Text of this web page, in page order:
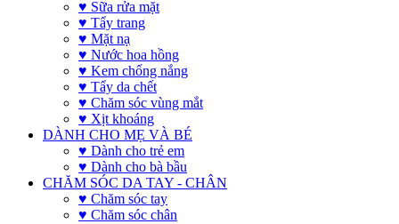
♥ Sữa rửa mặt
♥ Tẩy trang
♥ Mặt nạ
♥ Nước hoa hồng
♥ Kem chống nắng
♥ Tẩy da chết
♥ Chăm sóc vùng mắt
♥ Xịt khoáng
DÀNH CHO MẸ VÀ BÉ
♥ Dành cho trẻ em
♥ Dành cho bà bầu
CHĂM SÓC DA TAY - CHÂN
♥ Chăm sóc tay
♥ Chăm sóc chân